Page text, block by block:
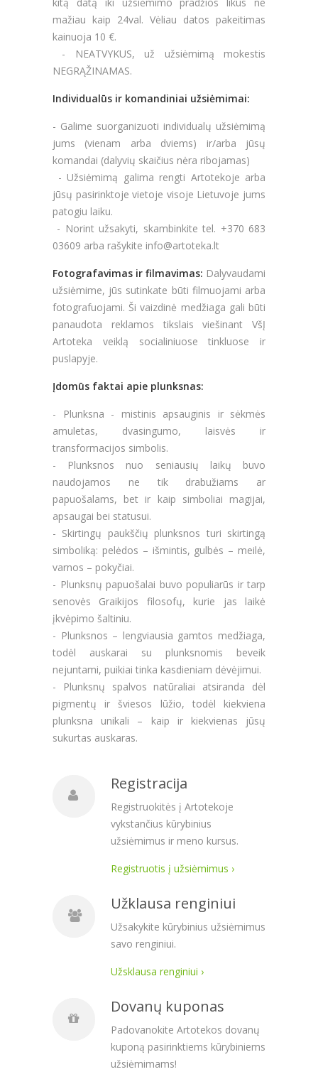
mažiau kaip 24val. Vėliau datos pakeitimas
kainuoja 10 €.
- NEATVYKUS, už užsiėmimą mokestis
NEGRĄŽINAMAS.
Individualūs ir komandiniai užsiėmimai:
- Galime suorganizuoti individualų užsiėmimą
jums (vienam arba dviems) ir/arba jūsų
komandai (dalyvių skaičius nėra ribojamas)
- Užsiėmimą galima rengti Artotekoje arba
jūsų pasirinktoje vietoje visoje Lietuvoje jums
patogiu laiku.
- Norint užsakyti, skambinkite tel. +370 683
03609 arba rašykite info@artoteka.lt
Fotografavimas ir filmavimas: Dalyvaudami
užsiėmime, jūs sutinkate būti filmuojami arba
fotografuojami. Ši vaizdinė medžiaga gali būti
panaudota reklamos tikslais viešinant VšĮ
Artoteka veiklą socialiniuose tinkluose ir
puslapyje.
Įdomūs faktai apie plunksnas:
- Plunksna - mistinis apsauginis ir sėkmės
amuletas, dvasingumo, laisvės ir
transformacijos simbolis.
- Plunksnos nuo seniausių laikų buvo
naudojamos ne tik drabužiams ar
papuošalams, bet ir kaip simboliai magijai,
apsaugai bei statusui.
- Skirtingų paukščių plunksnos turi skirtingą
simboliką: pelėdos – išmintis, gulbės – meilė,
varnos – pokyčiai.
- Plunksnų papuošalai buvo populiarūs ir tarp
senovės Graikijos filosofų, kurie jas laikė
įkvėpimo šaltiniu.
- Plunksnos – lengviausia gamtos medžiaga,
todėl auskarai su plunksnomis beveik
nejuntami, puikiai tinka kasdieniam dėvėjimui.
-
Plunksnų spalvos natūraliai atsiranda dėl
pigmentų ir šviesos lūžio, todėl kiekviena
plunksna unikali – kaip ir kiekvienas jūsų
sukurtas auskaras.
Registracija
Registruokitės į Artotekoje
vykstančius kūrybinius
užsiėmimus ir meno kursus.
Registruotis į užsiėmimus ›
Užklausa renginiui
Užsakykite kūrybinius užsiėmimus
savo renginiui.
Užsklausa renginiui ›
Dovanų kuponas
Padovanokite Artotekos dovanų
kuponą pasirinktiems kūrybiniems
užsiėmimams!